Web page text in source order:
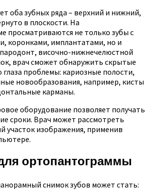
оба зубных ряда – верхний и нижний,
в плоскости. На
просматриваются не только зубы с
коронками, имплантатами, но и
височно-нижнечелюстной
врач сможет обнаружить скрытые
проблемы: кариозные полости,
новообразования, например, кисты
карманы.
оборудование позволяет получать
сроки. Врач может рассмотреть
участок изображения, применив
ортопантограммы
снимок зубов может стать: